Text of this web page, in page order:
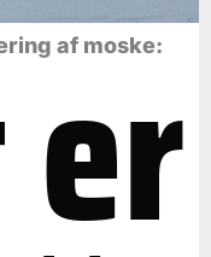
af moske: